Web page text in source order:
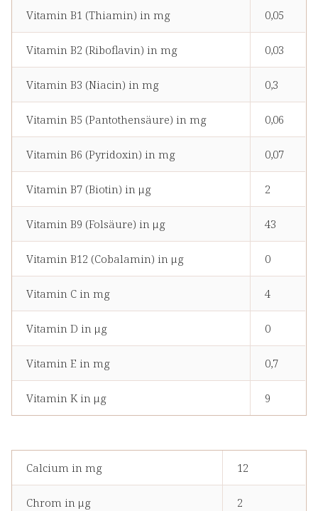
Vitamin B1 (Thiamin) in mg 0,05
Vitamin B2 (Riboflavin) in mg 0,03
Vitamin B3 (Niacin) in mg 0,3
Vitamin B5 (Pantothensäure) in mg 0,06
Vitamin B6 (Pyridoxin) in mg 0,07
Vitamin B7 (Biotin) in μg 2
Vitamin B9 (Folsäure) in μg 43
Vitamin B12 (Cobalamin) in μg 0
Vitamin C in mg 4
Vitamin D in μg 0
Vitamin E in mg 0,7
Vitamin K in μg 9
Calcium in mg 12
Chrom in μg 2